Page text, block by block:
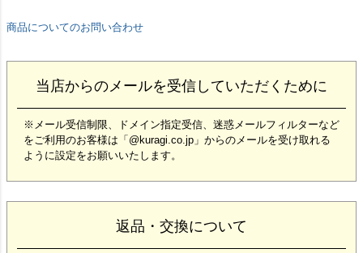
商品についてのお問い合わせ
当店からのメールを受信していただくために
※メール受信制限、ドメイン指定受信、迷惑メールフィルターなど
をご利用のお客様は「@kuragi.co.jp」からのメールを受け取れる
ように設定をお願いいたします。
返品・交換について